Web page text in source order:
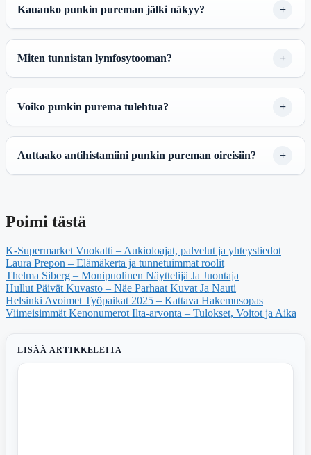
Kauanko punkin pureman jälki näkyy?
Miten tunnistan lymfosytooman?
Voiko punkin purema tulehtua?
Auttaako antihistamiini punkin pureman oireisiin?
Poimi tästä
K-Supermarket Vuokatti – Aukioloajat, palvelut ja yhteystiedot
Laura Prepon – Elämäkerta ja tunnetuimmat roolit
Thelma Siberg – Monipuolinen Näyttelijä Ja Juontaja
Hullut Päivät Kuvasto – Näe Parhaat Kuvat Ja Nauti
Helsinki Avoimet Työpaikat 2025 – Kattava Hakemusopas
Viimeisimmät Kenonumerot Ilta-arvonta – Tulokset, Voitot ja Aika
LISÄÄ ARTIKKELEITA